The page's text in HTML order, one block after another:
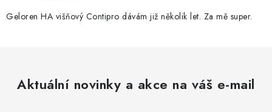
Geloren HA višňový Contipro dávám již několik let. Za mě super.
Aktuální novinky a akce na váš e-mail